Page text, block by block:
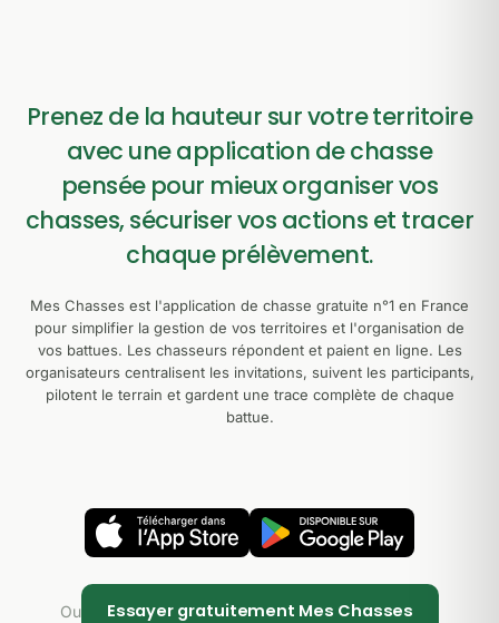
Prenez de la hauteur sur votre territoire
avec une application de chasse
pensée pour mieux organiser vos
chasses, sécuriser vos actions et tracer
chaque prélèvement.
Mes Chasses est l'application de chasse gratuite n°1 en France
pour simplifier la gestion de vos territoires et l'organisation de
vos battues. Les chasseurs répondent et paient en ligne. Les
organisateurs centralisent les invitations, suivent les participants,
pilotent le terrain et gardent une trace complète de chaque
battue.
Ou Essayer gratuitement Mes Chasses